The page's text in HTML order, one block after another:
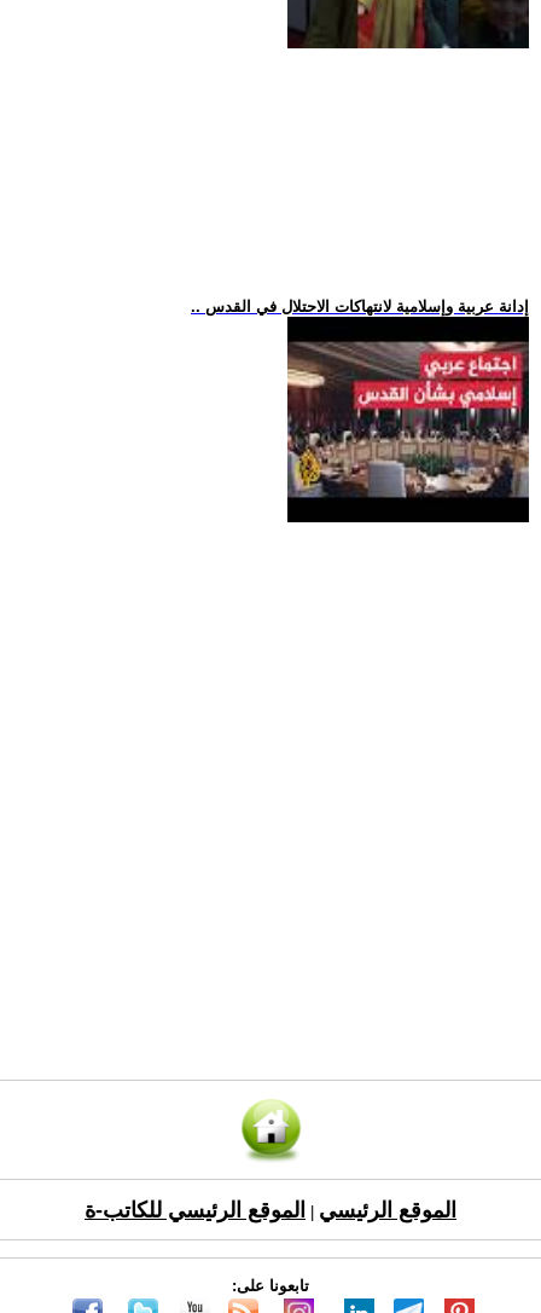
.. إدانة عربية وإسلامية لانتهاكات الاحتلال في القدس
الموقع الرئيسي الموقع الرئيسي للكاتب-ة
تابعونا على: